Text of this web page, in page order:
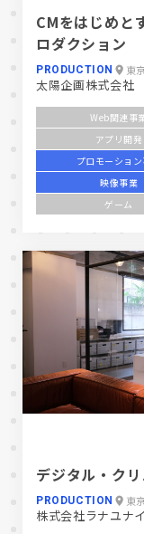
CMをはじめと
ロダクション
PRODUCTION 東
太陽企画株式会社
Web関連事
アプリ開発
プロモーショ
映像事業
ゲーム
デジタル・ク
PRODUCTION 東
株式会社ラナユナ